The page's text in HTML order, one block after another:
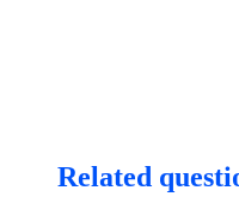
Related